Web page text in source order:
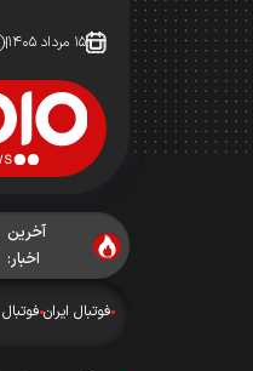
۱۵ مرداد ۱۴۰۵
آخرین
اخبار:
فوتبال ایران فوتبال